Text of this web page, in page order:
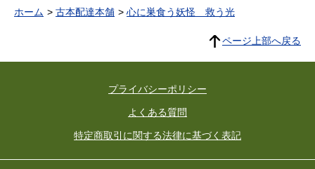
ホーム 古本配達本舗 心に巣食う妖怪 救う光
ページ上部へ戻る
プライバシーポリシー
よくある質問
特定商取引に関する法律に基づく表記